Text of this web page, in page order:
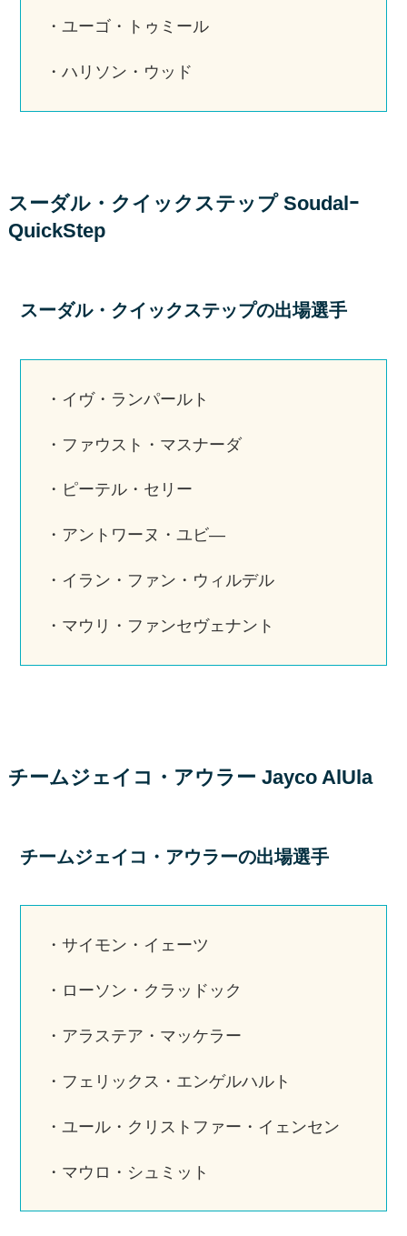
・ユーゴ・トゥミール
・ハリソン・ウッド
スーダル・クイックステップ Soudalｰ
QuickStep
スーダル・クイックステップの出場選手
・イヴ・ランパールト
・ファウスト・マスナーダ
・ピーテル・セリー
・アントワーヌ・ユビ―
・イラン・ファン・ウィルデル
・マウリ・ファンセヴェナント
チームジェイコ・アウラー Jayco AlUla
チームジェイコ・アウラーの出場選手
・サイモン・イェーツ
・ローソン・クラッドック
・アラステア・マッケラー
・フェリックス・エンゲルハルト
・ユール・クリストファー・イェンセン
・マウロ・シュミット